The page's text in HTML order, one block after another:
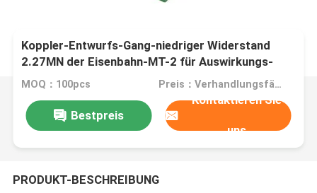
Koppler-Entwurfs-Gang-niedriger Widerstand
2.27MN der Eisenbahn-MT-2 für Auswirkungs-
Pufferbetrieb
MOQ：100pcs Preis：Verhandlungsfähig
Bestpreis
Kontaktieren Sie
uns
PRODUKT-BESCHREIBUNG